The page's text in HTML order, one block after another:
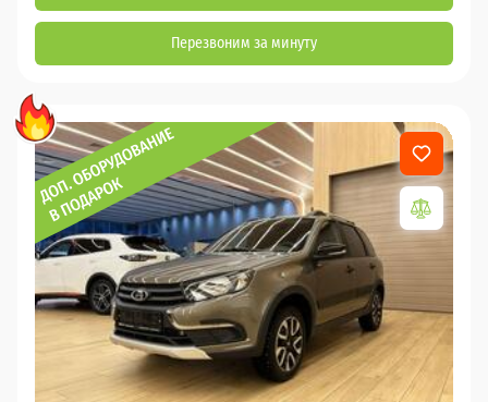
Перезвоним за минуту